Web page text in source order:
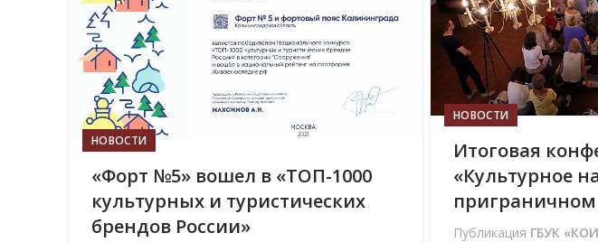
НОВОСТИ
Итоговая
«Культурное
Публикация ГБУК
НОВОСТИ
«Форт №5» вошел в «ТОП-1000
культурных и туристических
брендов России»